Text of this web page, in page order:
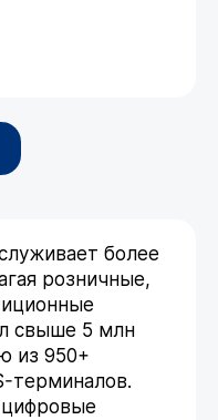
более
розничные,
свыше 5 млн
из 950+
терминалов.
цифровые